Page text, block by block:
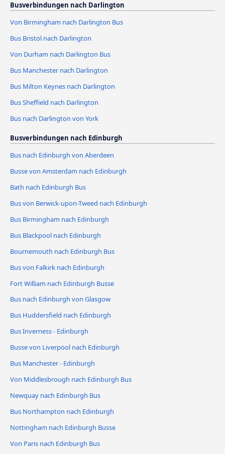
Busverbindungen nach Darlington
Von Birmingham nach Darlington Bus
Bus Bristol nach Darlington
Von Durham nach Darlington Bus
Bus Manchester nach Darlington
Bus Milton Keynes nach Darlington
Bus Sheffield nach Darlington
Bus nach Darlington von York
Busverbindungen nach Edinburgh
Bus nach Edinburgh von Aberdeen
Busse von Amsterdam nach Edinburgh
Bath nach Edinburgh Bus
Bus von Berwick-upon-Tweed nach Edinburgh
Bus Birmingham nach Edinburgh
Bus Blackpool nach Edinburgh
Bournemouth nach Edinburgh Bus
Bus von Falkirk nach Edinburgh
Fort William nach Edinburgh Busse
Bus nach Edinburgh von Glasgow
Bus Huddersfield nach Edinburgh
Bus Inverness - Edinburgh
Busse von Liverpool nach Edinburgh
Bus Manchester - Edinburgh
Von Middlesbrough nach Edinburgh Bus
Newquay nach Edinburgh Bus
Bus Northampton nach Edinburgh
Nottingham nach Edinburgh Busse
Von Paris nach Edinburgh Bus